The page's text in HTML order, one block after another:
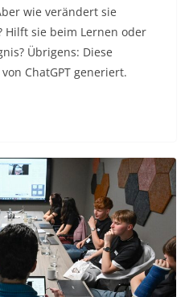
wie verändert sie
Hilft sie beim Lernen oder
Übrigens: Diese
ChatGPT generiert.